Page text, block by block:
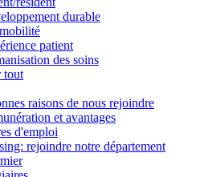
durable
patient
des soins
tout
raisons de nous rejoindre
et avantages
d'emploi
rejoindre notre département